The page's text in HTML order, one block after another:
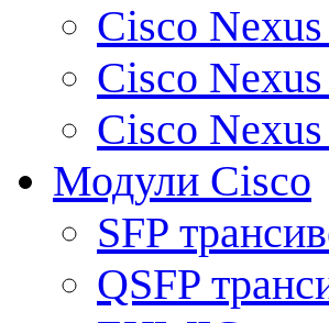
Cisco
Cisco
Cisco
Модули Cisco
SFP
QSFP